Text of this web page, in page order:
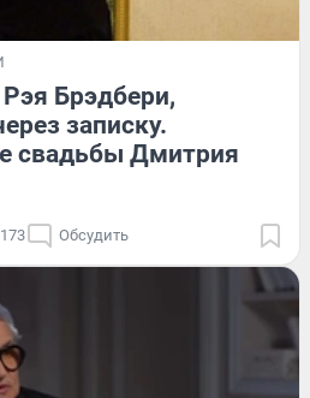
Брэдбери,
записку.
свадьбы Дмитрия
Обсудить